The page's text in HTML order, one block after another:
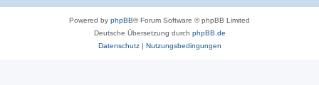
Powered by phpBB® Forum Software © phpBB Limited
Deutsche Übersetzung durch phpBB.de
Datenschutz| Nutzungsbedingungen